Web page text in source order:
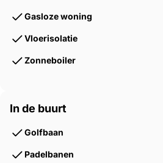
Gasloze woning
Vloerisolatie
Zonneboiler
In de buurt
Golfbaan
Padelbanen